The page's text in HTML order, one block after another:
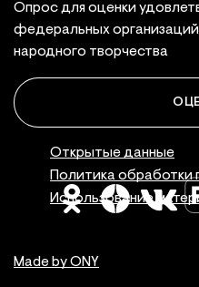
Опрос для оценки
федеральных организаций
народного творчества
Made by ONY
Открытые данные
Политика обработки
Использование